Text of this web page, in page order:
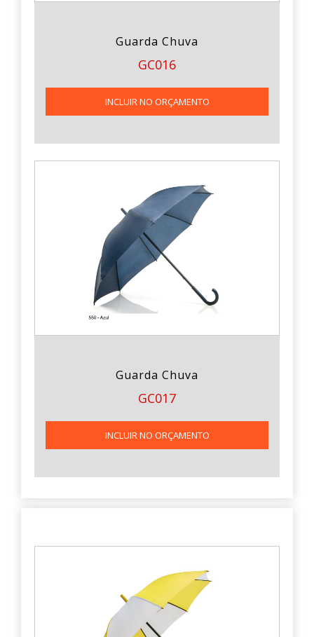
Guarda Chuva
GC016
INCLUIR NO ORÇAMENTO
Guarda Chuva
GC017
INCLUIR NO ORÇAMENTO